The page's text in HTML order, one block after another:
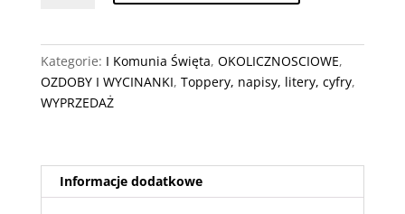
Wzór
Kategorie: I Komunia Święta, OKOLICZNOSCIOWE,
OZDOBY I WYCINANKI, Toppery, napisy, litery, cyfry,
WYPRZEDAŻ
Informacje dodatkowe